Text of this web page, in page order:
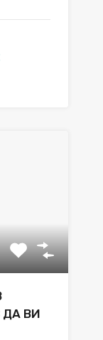
ДА ВИ